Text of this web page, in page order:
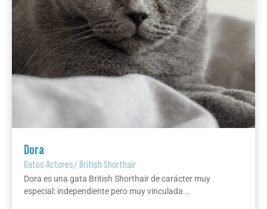
Dora
Gatos Actores/British Shorthair
Dora es una gata British Shorthair de carácter muy
especial: independiente pero muy vinculada...